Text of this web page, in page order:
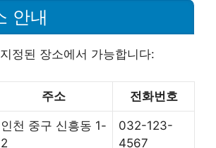
안내
정된 장소에서 가능합니다:
주소 전화번호
인천 중구 신흥동 1-
2
032-123-
4567